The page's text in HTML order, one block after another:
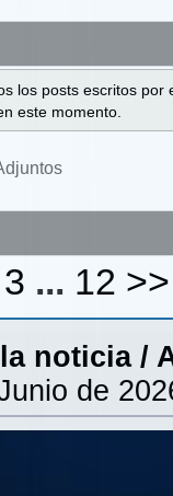
los posts escritos
este momento.
3 ... 12 >>
noticia/
de